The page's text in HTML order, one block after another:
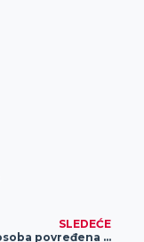
SLEDEĆE
Jedna osoba povređena u saobraćajnim nezgodama